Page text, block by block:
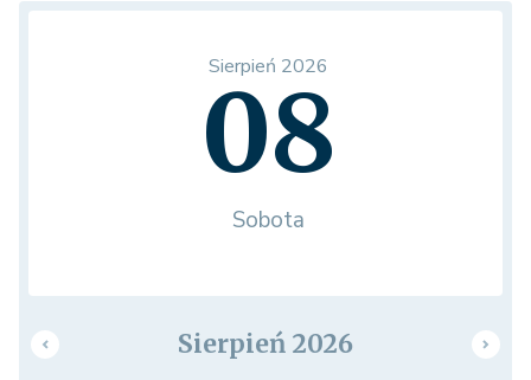
Sierpień 2026
08
Sobota
Sierpień 2026